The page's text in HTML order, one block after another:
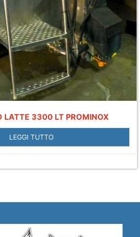
LATTE 3300 LT PROMINOX
LEGGI TUTTO